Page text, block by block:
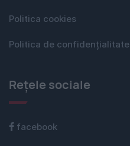
Politica cookies
Politica de confidențialitate
Rețele sociale
facebook